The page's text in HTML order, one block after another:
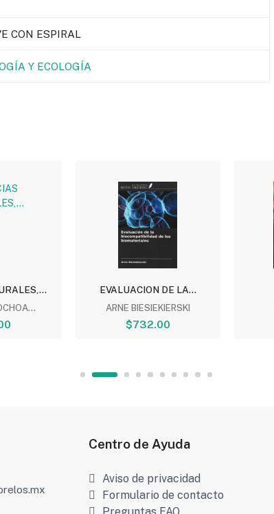
CON ESPIRAL
Y ECOLOGÍA
EVALUACION DE LA...
ARNE BIESIEKIERSKI
$732.00
Centro de Ayuda
Aviso de privacidad
Formulario de contacto
Preguntas FAQ